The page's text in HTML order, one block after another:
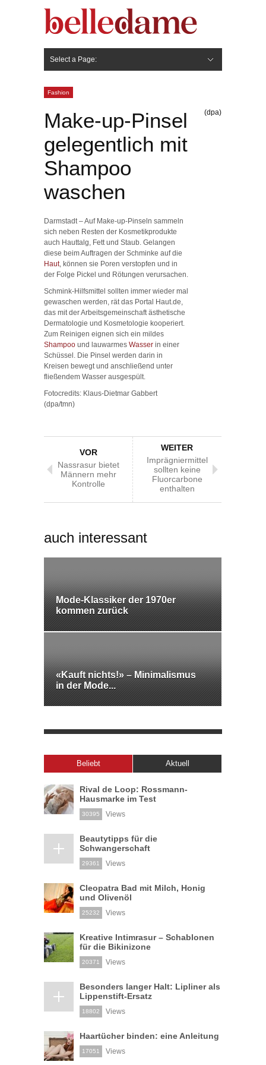
Select a Page:
Fashion
Make-up-Pinsel
gelegentlich mit
Shampoo
waschen
(dpa)
Darmstadt – Auf Make-up-Pinseln sammeln
sich neben Resten der Kosmetikprodukte
auch Hauttalg, Fett und Staub. Gelangen
diese beim Auftragen der Schminke auf die
Haut, können sie Poren verstopfen und in
der Folge Pickel und Rötungen verursachen.
Schmink-Hilfsmittel sollten immer wieder mal
gewaschen werden, rät das Portal Haut.de,
das mit der Arbeitsgemeinschaft ästhetische
Dermatologie und Kosmetologie kooperiert.
Zum Reinigen eignen sich ein mildes
Shampoo und lauwarmes Wasser in einer
Schüssel. Die Pinsel werden darin in
Kreisen bewegt und anschließend unter
fließendem Wasser ausgespült.
Fotocredits: Klaus-Dietmar Gabbert
(dpa/tmn)
VOR
Nassrasur bietet
Männern mehr
Kontrolle
WEITER
Imprägniermittel
sollten keine
Fluorcarbone
enthalten
auch interessant
Mode-Klassiker der 1970er
kommen zurück
«Kauft nichts!» – Minimalismus
in der Mode...
Beliebt Aktuell
Rival de Loop: Rossmann-
Hausmarke im Test
30395 Views
Beautytipps für die
Schwangerschaft
29361 Views
Cleopatra Bad mit Milch, Honig
und Olivenöl
25232 Views
Kreative Intimrasur – Schablonen
für die Bikinizone
20371 Views
Besonders langer Halt: Lipliner als
Lippenstift-Ersatz
18802 Views
Haartücher binden: eine Anleitung
17051 Views